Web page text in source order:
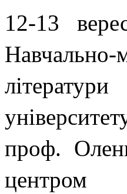
12-13
проф.
центром